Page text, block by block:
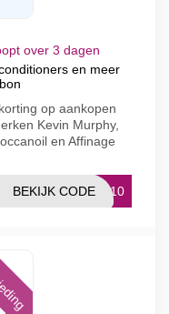
over 3 dagen
en meer
op aankopen
Kevin Murphy,
en Affinage
EL10
BEKIJK CODE